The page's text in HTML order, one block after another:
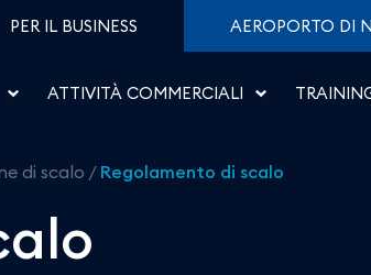
di Salerno
PER IL BUSINESS AEROPORTO DI
ATTIVITÀ COMMERCIALI
di scalo / Regolamento di scalo